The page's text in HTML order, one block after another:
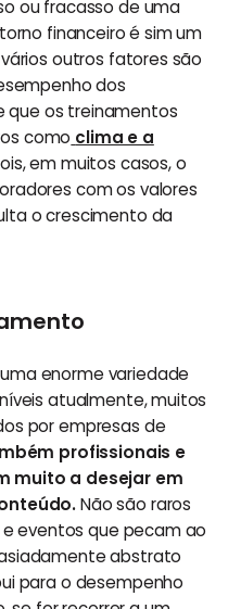
ou fracasso de uma
financeiro é sim um
outros fatores são
dos
que os treinamentos
como clima e a
em muitos casos, o
com os valores
o crescimento da
enorme variedade
atualmente, muitos
por empresas de
profissionais e
muito a desejar em
Não são raros
eventos que pecam ao
abstrato
para o desempenho